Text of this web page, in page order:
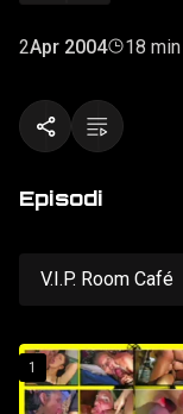
2Apr 2004 18 min
Episodi
V.I.P. Room Café
1